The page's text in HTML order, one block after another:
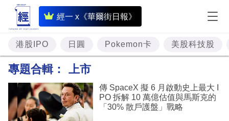
經一 x《華爾街日報》
即
時
財
經
題
投
港股IPO 日圓 Pokemon卡 美股科技股
專題合輯： 上市
傳 SpaceX 擬 6 月啟動史上最大 I
PO 拆解 10 萬億估值與馬斯克的
「30% 散戶護盤」戰略